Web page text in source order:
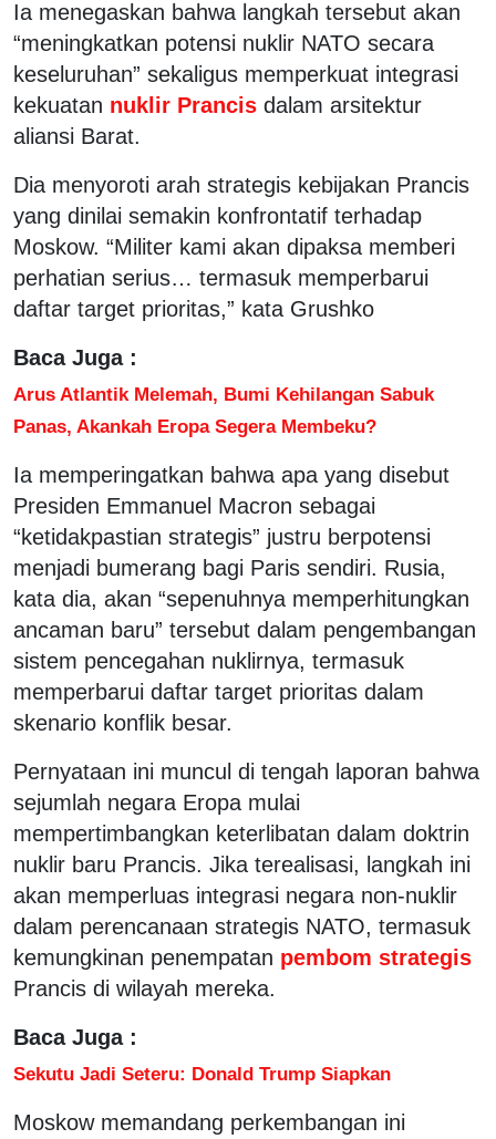
Ia menegaskan bahwa langkah tersebut akan
“meningkatkan potensi nuklir NATO secara
keseluruhan” sekaligus memperkuat integrasi
kekuatan nuklir Prancis dalam arsitektur
aliansi Barat.
Dia menyoroti arah strategis kebijakan Prancis
yang dinilai semakin konfrontatif terhadap
Moskow. “Militer kami akan dipaksa memberi
perhatian serius… termasuk memperbarui
daftar target prioritas,” kata Grushko
Baca Juga :
Arus Atlantik Melemah, Bumi Kehilangan Sabuk
Panas, Akankah Eropa Segera Membeku?
Ia memperingatkan bahwa apa yang disebut
Presiden Emmanuel Macron sebagai
“ketidakpastian strategis” justru berpotensi
menjadi bumerang bagi Paris sendiri. Rusia,
kata dia, akan “sepenuhnya memperhitungkan
ancaman baru” tersebut dalam pengembangan
sistem pencegahan nuklirnya, termasuk
memperbarui daftar target prioritas dalam
skenario konflik besar.
Pernyataan ini muncul di tengah laporan bahwa
sejumlah negara Eropa mulai
mempertimbangkan keterlibatan dalam doktrin
nuklir baru Prancis. Jika terealisasi, langkah ini
akan memperluas integrasi negara non-nuklir
dalam perencanaan strategis NATO, termasuk
kemungkinan penempatan pembom strategis
Prancis di wilayah mereka.
Baca Juga :
Sekutu Jadi Seteru: Donald Trump Siapkan
Moskow memandang perkembangan ini